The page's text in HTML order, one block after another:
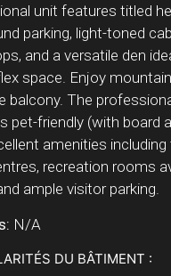
unit features titled
parking, light-toned
and a versatile den
space. Enjoy
balcony. The
pet-friendly (with board
amenities
recreation rooms
ample visitor parking.
N/A
DU BÂTIMENT :